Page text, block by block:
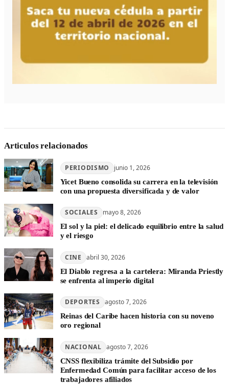
Articulos relacionados
PERIODISMO junio 1, 2026
Yicet Bueno consolida su carrera en la televisión
con una propuesta diversificada y de valor
SOCIALES mayo 8, 2026
El sol y la piel: el delicado equilibrio entre la salud
y el riesgo
CINE abril 30, 2026
El Diablo regresa a la cartelera: Miranda Priestly
se enfrenta al imperio digital
DEPORTES agosto 7, 2026
Reinas del Caribe hacen historia con su noveno
oro regional
NACIONAL agosto 7, 2026
CNSS flexibiliza trámite del Subsidio por
Enfermedad Común para facilitar acceso de los
trabajadores afiliados